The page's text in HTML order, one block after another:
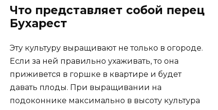
Что представляет собой перец
Бухарест
Эту культуру выращивают не только в огороде.
Если за ней правильно ухаживать, то она
приживется в горшке в квартире и будет
давать плоды. При выращивании на
подоконнике максимально в высоту культура